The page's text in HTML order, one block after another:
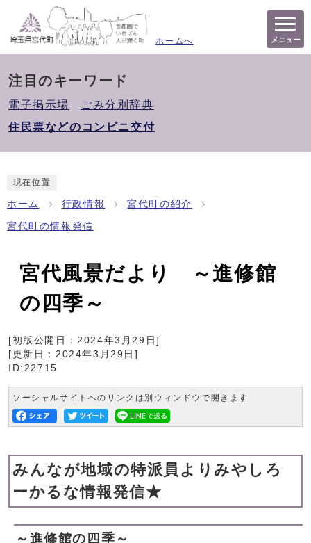
ホームへ メニュー
注目のキーワード
電子掲示場
ごみ分別辞典
住民票などのコンビニ交付
現在位置
ホーム 行政情報 宮代町の紹介
宮代町の情報発信
宮代風景だより ～進修館
の四季～
[初版公開日：2024年3月29日]
[更新日： 2024年3月29日 ]
ID:22715
ソーシャルサイトへのリンクは別ウィンドウで開きます
みんなが地域の特派員よりみやしろ
ーかるな情報発信★
～進修館の四季～